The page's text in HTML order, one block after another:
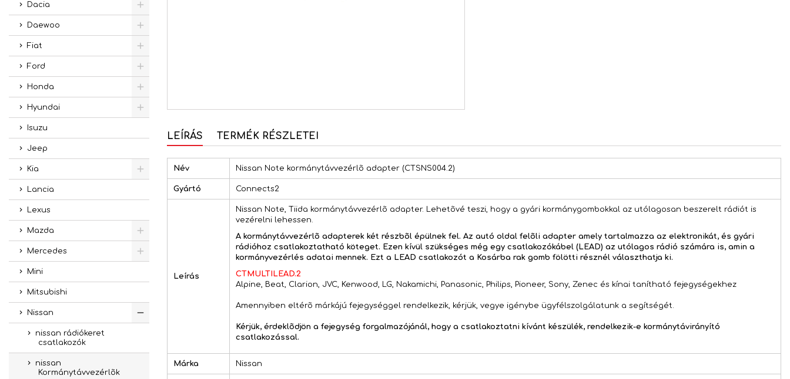
Dacia
Daewoo
Fiat
Ford
Honda
Hyundai
Isuzu
Jeep
Kia
Lancia
Lexus
Mazda
Mercedes
Mini
Mitsubishi
Nissan
nissan rádiókeret
csatlakozók
nissan
Kormánytávvezérlõk
LEÍRÁS TERMÉK RÉSZLETEI
Név Nissan Note kormánytávvezérlõ adapter (CTSNS004.2)
Gyártó Connects2
Leírás
Nissan Note, Tiida kormánytávvezérlõ adapter. Lehetõvé teszi, hogy a gyári kormánygombokkal az utólagosan beszerelt rádiót is
vezérelni lehessen.
A kormánytávvezérlõ adapterek két részbõl épülnek fel. Az autó oldal felõli adapter amely tartalmazza az elektronikát, és gyári
rádióhoz csatlakoztatható köteget. Ezen kívül szükséges még egy csatlakozókábel (LEAD) az utólagos rádió számára is, amin a
kormányvezérlés adatai mennek. Ezt a LEAD csatlakozót a Kosárba rak gomb fölötti résznél választhatja ki.
CTMULTILEAD.2
Alpine, Beat, Clarion, JVC, Kenwood, LG, Nakamichi, Panasonic, Philips, Pioneer, Sony, Zenec és kínai tanítható fejegységekhez
Amennyiben eltérõ márkájú fejegységgel rendelkezik, kérjük, vegye igénybe ügyfélszolgálatunk a segítségét.
Kérjük, érdeklõdjön a fejegység forgalmazójánál, hogy a csatlakoztatni kívánt készülék, rendelkezik-e kormánytávirányító
csatlakozással.
Márka Nissan